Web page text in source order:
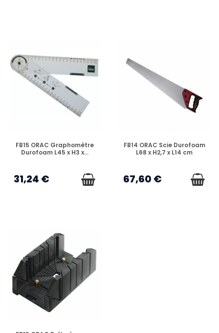
EN STOCK
FB15 ORAC Graphomètre
Durofoam L45 x H3 x...
31,24 €
EN STOCK
FB14 ORAC Scie Durofoam
L68 x H2,7 x L14 cm
67,60 €
EN STOCK